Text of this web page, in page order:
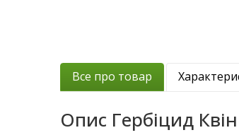
Все про товар
Опис Гербіцид